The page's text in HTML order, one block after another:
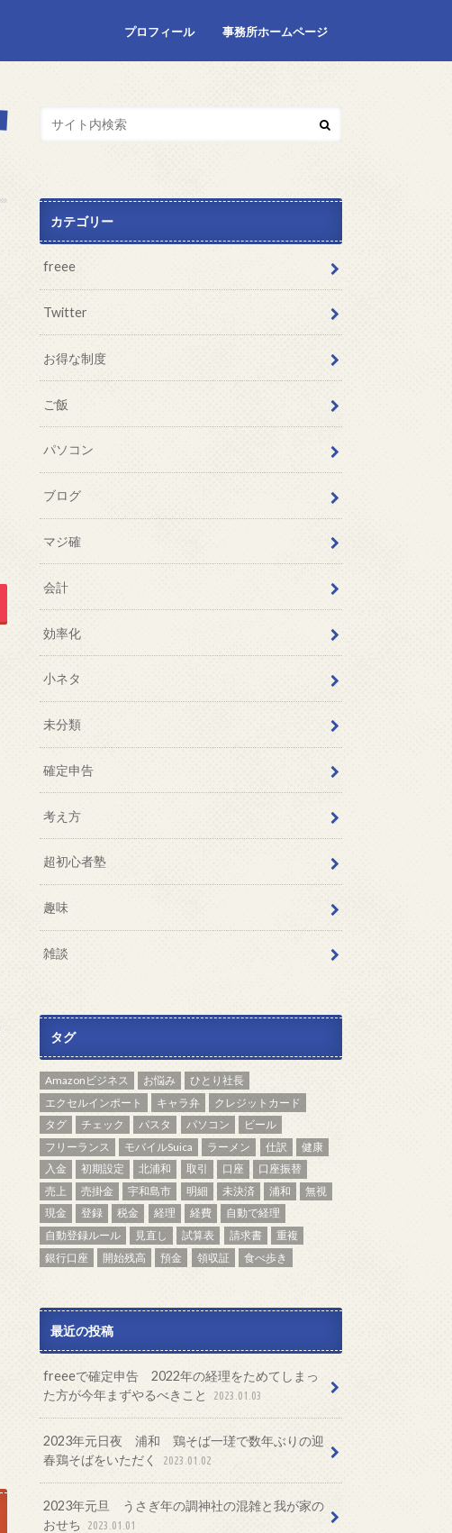
プロフィール 事務所ホームページ
カテゴリー
freee
Twitter
お得な制度
ご飯
パソコン
ブログ
マジ確
会計
効率化
小ネタ
未分類
確定申告
考え方
超初心者塾
趣味
雑談
タグ
Amazonビジネス お悩み
ひとり社長
エクセルインポート
キャラ弁
クレジットカード
タグ
チェック パスタ パソコン
ビール
フリーランス
モバイルSuica ラーメン 仕訳
健康
入金
初期設定 北浦和 取引 口座
口座振替
売上
売掛金 宇和島市 明細 未決済 浦和
無視
現金
登録 税金 経理 経費
自動で経理
自動登録ルール
見直し 試算表 請求書
重複
銀行口座
開始残高 預金 領収証 食べ歩き
最近の投稿
freeeで確定申告 2022年の経理をためてしまっ
た方が今年まずやるべきこと
2023.01.03
2023年元日夜 浦和 鶏そば一瑳で数年ぶりの迎
春鶏そばをいただく
2023.01.02
2023年元旦 うさぎ年の調神社の混雑と我が家の
おせち
2023.01.01